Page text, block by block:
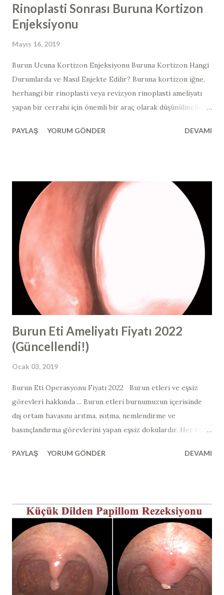
Rinoplasti Sonrası Buruna Kortizon
Enjeksiyonu
Mayıs 16, 2019
Burun Ucuna Kortizon Enjeksiyonu Buruna Kortizon Hangi
Durumlarda ve Nasıl Enjekte Edilir? Buruna kortizon iğne,
herhangi bir rinoplasti veya revizyon rinoplasti ameliyatı
yapan bir cerrahi için önemli bir araç olarak düşünülmelidir.
ameliyatı yapılan ve ameliyat sonrası ve 3 ay sonraki burun
Kortikosteroidleri, anabolik steroidler ile karıştırmayın!
Burun estetiği ve burun ameliyatı dünyasında steroid
terimini kullandığımızda, çok spesifik bir steroid türünden
bahsediyoruz. “Steroid” kelimesi, vücut geliştiricilerinde
artmış kas büyümesi için kullanılan bir hormondur ve
aslında bu vücut kitlesini oluşturmak için kullanılan, anabolik
bir steroid adı verilen farklı bir steroid tipini ifade eder.
Rinoplasti ve revizyon rinoplasti sonrasında " buru...
PAYLAŞ YORUM GÖNDER DEVAMI
Burun Eti Ameliyatı Fiyatı 2022
(Güncellendi!)
Ocak 03, 2019
Burun Eti Operasyonu Fiyatı 2022 Burun etleri ve eşsiz
görevleri hakkında ... Burun etleri burnumuzun içerisinde
dış ortam havasını arıtma, ısıtma, nemlendirme ve
basınçlandırma görevlerini yapan eşsiz dokulardır. Her bir
aklınıza en çok gelen şey " burun etlerinden tamamen
ne kadar önemli olduğu sonrasında anlaşılmıştır. Dış ortam
havasından bulunan tüm mikroorganizmalar, allerjenler
burun etleri tarafından burun içerisinde yakalanmaktadır.
Yaklaşık sosis şeklinde olan alt burun etleri içerisinde
birçok damar ağı bulunmaktadır ve sıcaktır. Dış kısmında
mukus tabakası bulunur ve burnumuzu hava girdiğinde
PAYLAŞ YORUM GÖNDER DEVAMI